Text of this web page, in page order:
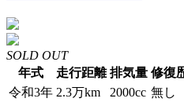
SOLD OUT
年式
走行距離 排気量 修復
令和3年 2.3万km 2000cc 無し